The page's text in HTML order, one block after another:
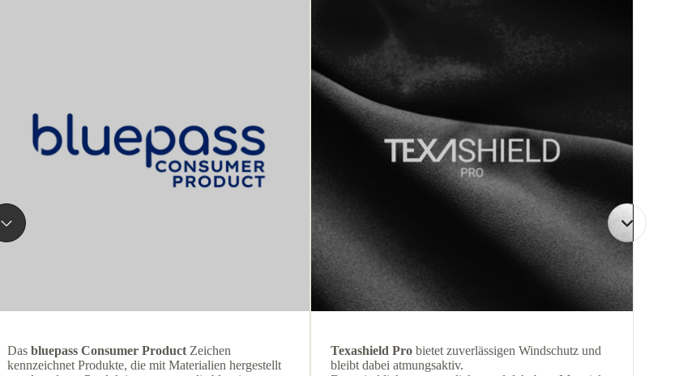
Das bluepass Consumer Product Zeichen
kennzeichnet Produkte, die mit Materialien hergestellt
Texashield Pro bietet zuverlässigen Windschutz und
bleibt dabei atmungsaktiv.